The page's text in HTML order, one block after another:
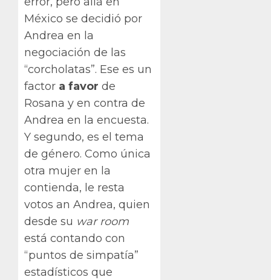
México se decidió por
Andrea en la
negociación de las
“corcholatas”. Ese es un
factor a favor de
Rosana y en contra de
Andrea en la encuesta.
Y segundo, es el tema
de género. Como única
otra mujer en la
contienda, le resta
votos an Andrea, quien
desde su war room
está contando con
“puntos de simpatía”
estadísticos que